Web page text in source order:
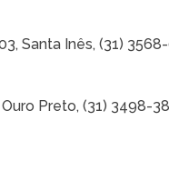
Santa Inês, (31)
Preto, (31) 3498-